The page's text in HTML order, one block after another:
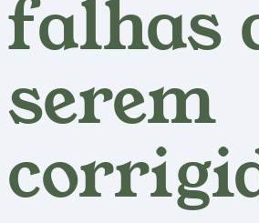
falhas
serem